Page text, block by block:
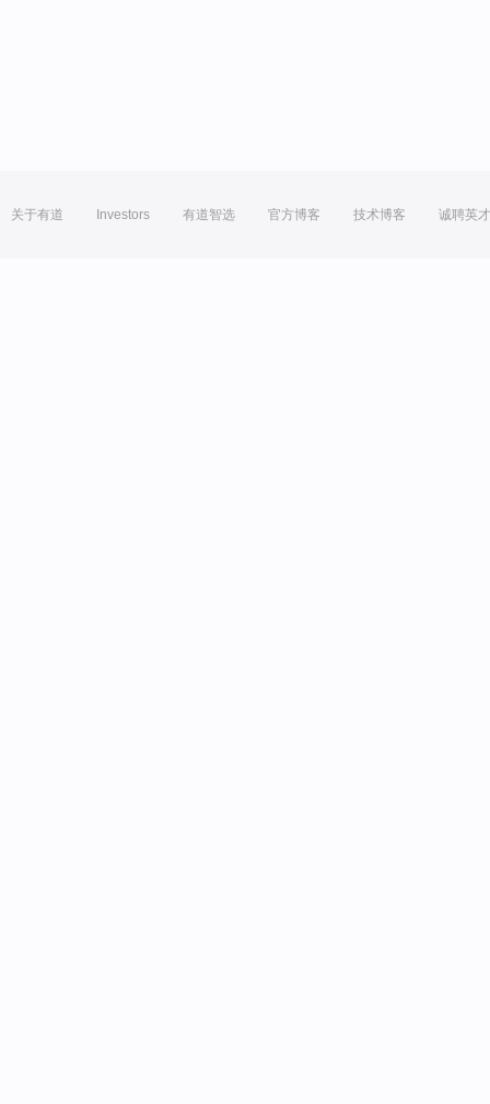
关于有道 Investors 有道智选 官方博客 技术博客 诚聘英才